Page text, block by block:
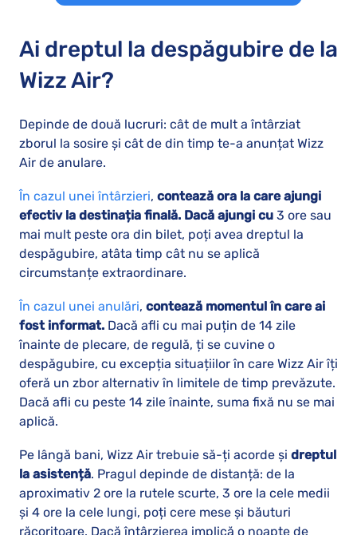
Ai dreptul la despăgubire de la
Wizz Air?
Depinde de două lucruri: cât de mult a întârziat
zborul la sosire și cât de din timp te-a anunțat Wizz
Air de anulare.
În cazul unei întârzieri, contează ora la care ajungi
efectiv la destinația finală. Dacă ajungi cu 3 ore sau
mai mult peste ora din bilet, poți avea dreptul la
despăgubire, atâta timp cât nu se aplică
circumstanțe extraordinare.
În cazul unei anulări, contează momentul în care ai
fost informat. Dacă afli cu mai puțin de 14 zile
înainte de plecare, de regulă, ți se cuvine o
despăgubire, cu excepția situațiilor în care Wizz Air îți
oferă un zbor alternativ în limitele de timp prevăzute.
Dacă afli cu peste 14 zile înainte, suma fixă nu se mai
aplică.
Pe lângă bani, Wizz Air trebuie să-ți acorde și dreptul
la asistență. Pragul depinde de distanță: de la
aproximativ 2 ore la rutele scurte, 3 ore la cele medii
și 4 ore la cele lungi, poți cere mese și băuturi
răcoritoare. Dacă întârzierea implică o noapte de